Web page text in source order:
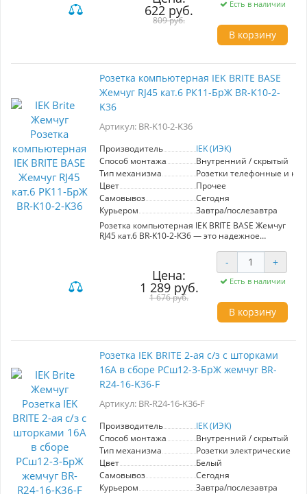
рядом с вами.
С двухклавишными перекрестными
выключателями возможности линейки BRITE
стали ещё шире! Реализуйте сложные проекты
функциональность системы освещения.
622 руб.
809 руб.
Есть в наличии
В корзину
Розетка компьютерная IEK BRITE BASE
Жемчуг RJ45 кат.6 РК11-БрЖ BR-K10-2-
K36
Артикул: BR-K10-2-K36
Производитель
IEK (ИЭК)
Способ монтажа
Внутренний / скрытый
Тип механизма
Розетки телефонные и
Цвет
Прочее
Самовывоз
Сегодня
Курьером
Завтра/послезавтра
Розетка компьютерная IEK BRITE BASE Жемчуг
RJ45 кат.6 BR-K10-2-K36 — это надежное
инфраструктуры в вашем доме или офисе.
Изготовленная из высококачественных
материалов, она обеспечивает стабильную
передачу данных с высокой скоростью,
поддерживая стандарты категории 6.
Устройство легко устанавливается в
стандартные монтажные коробки и
панелей. Элегантный жемчужный цвет
придавая ему современный вид. Ключевые
характеристики: - Тип: RJ45, - Категория: 6, -
Цвет: жемчуг. Преимущества: высокая
скорость передачи данных, простота
установки и стильный дизайн. Эта розетка
станет отличным выбором для пользователей,
стремящихся к качеству и эстетике в своих
сетевых решениях.
Цена:
1 289 руб.
1 676 руб.
- +
Есть в наличии
В корзину
Розетка IEK BRITE 2-ая с/з с шторками
16А в сборе РСш12-3-БрЖ жемчуг BR-
R24-16-K36-F
Артикул: BR-R24-16-K36-F
Производитель
IEK (ИЭК)
Способ монтажа
Внутренний / скрытый
Тип механизма
Розетки электрические
Цвет
Белый
Самовывоз
Сегодня
Курьером
Завтра/послезавтра